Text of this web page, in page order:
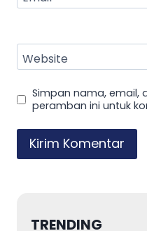
Website
Simpan nama, email,
peramban ini untuk
TRENDING